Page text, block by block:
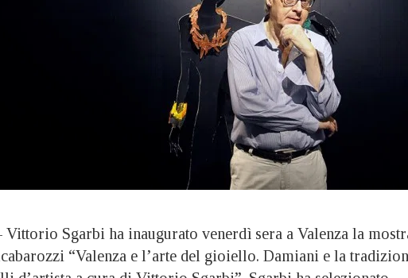
Sgarbi ha inaugurato venerdì sera a Valenza la
“Valenza e l’arte del gioiello. Damiani e la